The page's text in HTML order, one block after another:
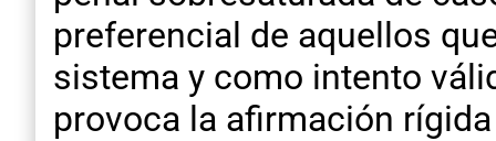
preferencial de aquellos
sistema y como intento
provoca la afirmación